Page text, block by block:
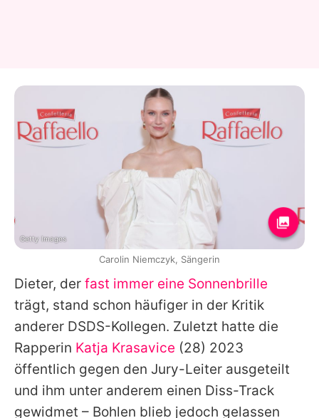
Dieter, der fast immer eine Sonnenbrille
trägt, stand schon häufiger in der Kritik
anderer DSDS-Kollegen. Zuletzt hatte die
Rapperin Katja Krasavice (28) 2023
öffentlich gegen den Jury-Leiter ausgeteilt
und ihm unter anderem einen Diss-Track
gewidmet – Bohlen blieb jedoch gelassen
Getty Images
Carolin Niemczyk, Sängerin